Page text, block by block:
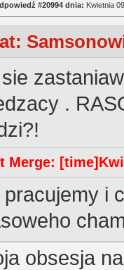
#20994 dnia: Kwietnia
.
Merge:
pracujemy i
obsesja